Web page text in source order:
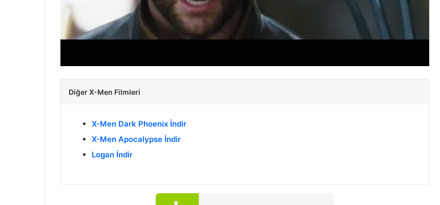
Diğer X-Men Filmleri
X-Men Dark Phoenix İndir
X-Men Apocalypse İndir
Logan İndir